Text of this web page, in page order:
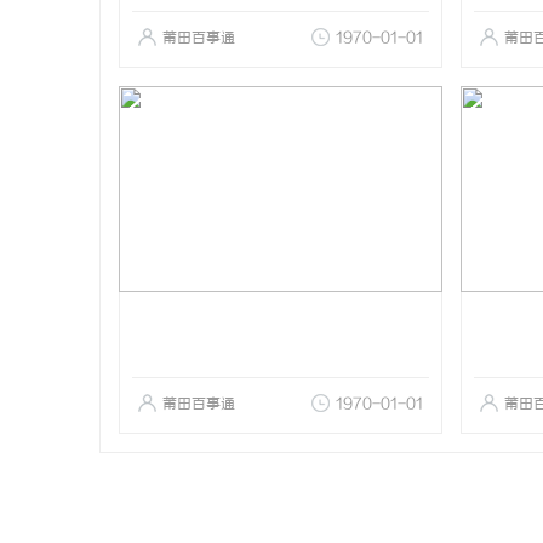
莆田百事通 1970-01-01 莆田
莆田百事通 1970-01-01 莆田